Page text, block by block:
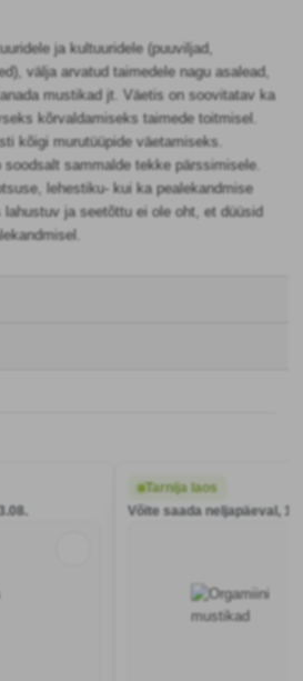
ja kultuuridele (puuviljad,
välja arvatud taimedele nagu asalead,
mustikad jt. Väetis on soovitatav ka
kõrvaldamiseks taimede toitmisel.
kõigi murutüüpide väetamiseks.
sammalde tekke pärssimisele.
lehestiku- kui ka pealekandmise
ja seetõttu ei ole oht, et düüsid
Tarnija laos
Võite saada neljapäeval,